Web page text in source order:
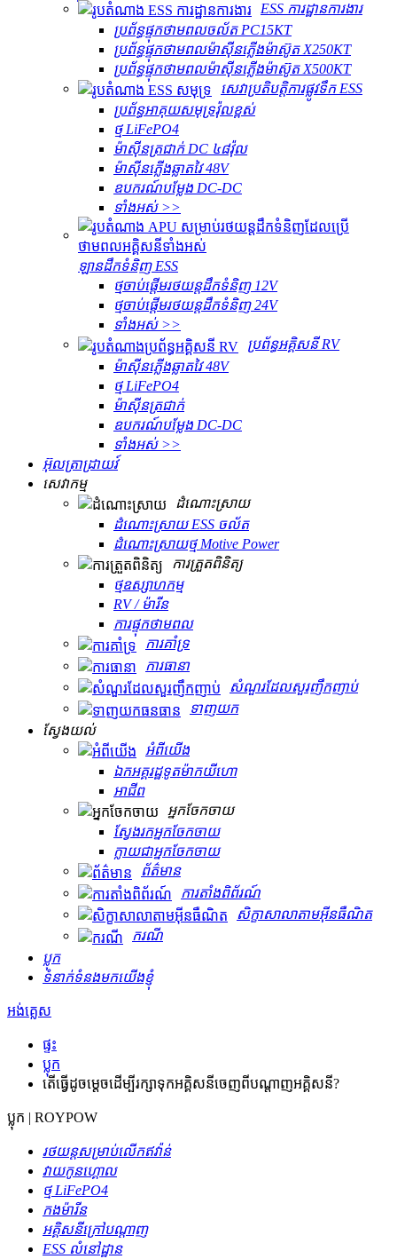
ESS ការដ្ឋានការងារ
ប្រព័ន្ធផ្ទុកថាមពលចល័ត PC15KT
ប្រព័ន្ធផ្ទុកថាមពលម៉ាស៊ីនភ្លើងម៉ាស៊ូត X250KT
ប្រព័ន្ធផ្ទុកថាមពលម៉ាស៊ីនភ្លើងម៉ាស៊ូត X500KT
សេវា​ប្រតិបត្តិការ​ផ្លូវទឹក ESS
ប្រព័ន្ធអាគុយសមុទ្រវ៉ុលខ្ពស់
ថ្ម LiFePO4
ម៉ាស៊ីនត្រជាក់ DC ៤៨វ៉ុល
ម៉ាស៊ីនភ្លើងឆ្លាតវៃ 48V
ឧបករណ៍បម្លែង DC-DC
ទាំងអស់ >>
ឡានដឹកទំនិញ ESS
ថ្មចាប់ផ្តើមរថយន្តដឹកទំនិញ 12V
ថ្មចាប់ផ្តើមរថយន្តដឹកទំនិញ 24V
ទាំងអស់ >>
ប្រព័ន្ធអគ្គិសនី RV
ម៉ាស៊ីនភ្លើងឆ្លាតវៃ 48V
ថ្ម LiFePO4
ម៉ាស៊ីនត្រជាក់
ឧបករណ៍បម្លែង DC-DC
ទាំងអស់ >>
អ៊ុលត្រាដ្រាយវ៍
សេវាកម្ម
ដំណោះស្រាយ
ដំណោះស្រាយ ESS ចល័ត
ដំណោះស្រាយថ្ម Motive Power
ការត្រួតពិនិត្យ
ថ្មឧស្សាហកម្ម
RV / ម៉ារីន
ការផ្ទុកថាមពល
ការគាំទ្រ
ការធានា
សំណួរដែលសួរញឹកញាប់
ទាញយក
ស្វែងយល់
អំពីយើង
ឯកអគ្គរដ្ឋទូតម៉ាកយីហោ
អាជីព
អ្នកចែកចាយ
ស្វែងរកអ្នកចែកចាយ
ក្លាយជាអ្នកចែកចាយ
ព័ត៌មាន
ការតាំងពិព័រណ៍
សិក្ខាសាលាតាមអ៊ីនធឺណិត
ករណី
ប្លុក
ទំនាក់ទំនងមកយើងខ្ញុំ
អង់គ្លេស
ផ្ទះ
ប្លុក
តើធ្វើដូចម្តេចដើម្បីរក្សាទុកអគ្គិសនីចេញពីបណ្តាញអគ្គិសនី?
ប្លុក | ROYPOW
រថយន្ត​សម្រាប់​លើក​ឥវ៉ាន់
វាយកូនហ្គោល
ថ្ម LiFePO4
កងម៉ារីន
អគ្គិសនីក្រៅបណ្តាញ
ESS លំនៅដ្ឋាន